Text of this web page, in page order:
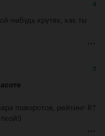
4
нибудь крутяк, как ты
3
поворотов, рейтинг R?